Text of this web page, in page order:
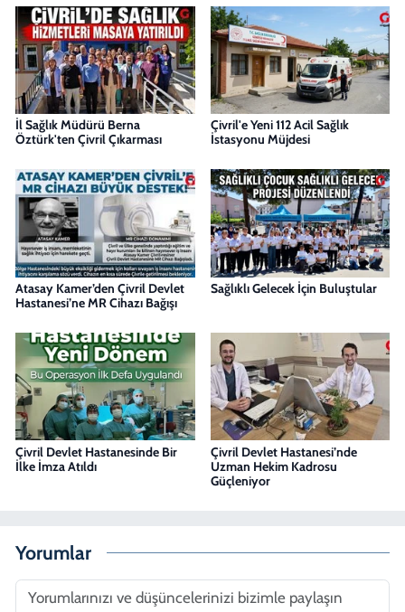
İl Sağlık Müdürü Berna
Öztürk'ten Çivril Çıkarması
Çivril'e Yeni 112 Acil Sağlık
İstasyonu Müjdesi
Atasay Kamer’den Çivril Devlet
Hastanesi’ne MR Cihazı Bağışı
Sağlıklı Gelecek İçin Buluştular
Çivril Devlet Hastanesinde Bir
İlke İmza Atıldı
Çivril Devlet Hastanesi’nde
Uzman Hekim Kadrosu
Güçleniyor
Yorumlar